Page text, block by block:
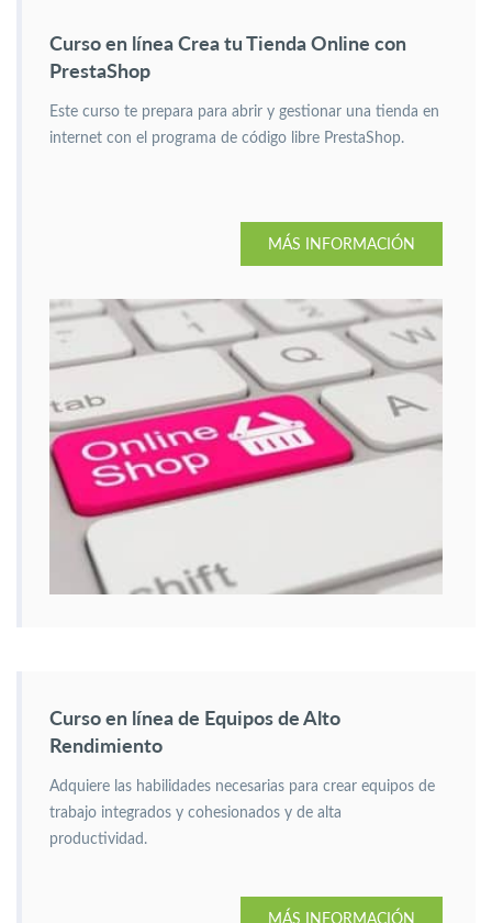
Curso en línea Crea tu Tienda Online con
PrestaShop
Este curso te prepara para abrir y gestionar una tienda en
internet con el programa de código libre PrestaShop.
MÁS INFORMACIÓN
Curso en línea de Equipos de Alto
Rendimiento
Adquiere las habilidades necesarias para crear equipos de
trabajo integrados y cohesionados y de alta
productividad.
MÁS INFORMACIÓN